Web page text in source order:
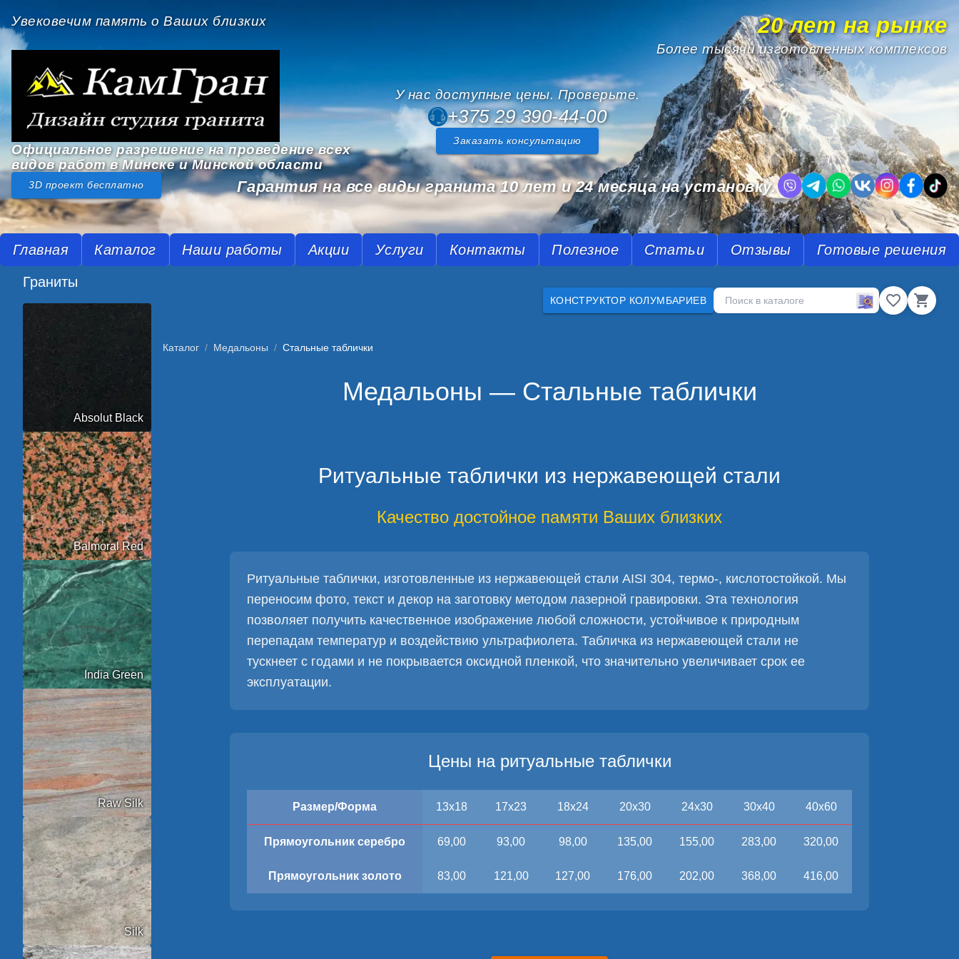
Увековечим память о Ваших близких 20 лет на рынке
Более тысячи изготовленных комплексов
У нас доступные цены. Проверьте.
+375 29 390-44-00
Заказать консультацию
Официальное разрешение на проведение всех
видов работ в Минске и Минской области
3D проект бесплатно Гарантия на все виды гранита 10 лет и 24 месяца на установку.
Главная Каталог Наши работы Акции Услуги Контакты Полезное Статьи Отзывы Готовые решения
Граниты
Absolut Black
Balmoral Red
India Green
Raw Silk
Silk
КОНСТРУКТОР КОЛУМБАРИЕВ
Каталог / Медальоны / Стальные таблички
Медальоны — Стальные таблички
Ритуальные таблички из нержавеющей стали
Качество достойное памяти Ваших близких
Ритуальные таблички, изготовленные из нержавеющей стали AISI 304, термо-, кислотостойкой. Мы
переносим фото, текст и декор на заготовку методом лазерной гравировки. Эта технология
позволяет получить качественное изображение любой сложности, устойчивое к природным
перепадам температур и воздействию ультрафиолета. Табличка из нержавеющей стали не
тускнеет с годами и не покрывается оксидной пленкой, что значительно увеличивает срок ее
эксплуатации.
Цены на ритуальные таблички
Размер/Форма 13x18 17x23 18x24 20x30 24x30 30x40 40x60
Прямоугольник серебро 69,00 93,00 98,00 135,00 155,00 283,00 320,00
Прямоугольник золото 83,00 121,00 127,00 176,00 202,00 368,00 416,00